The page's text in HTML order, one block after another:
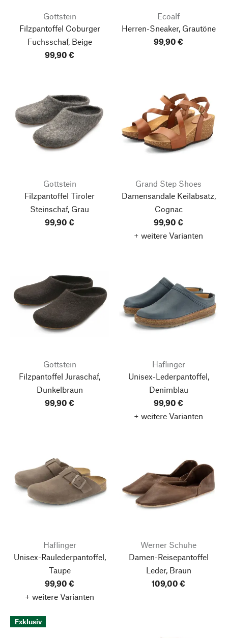
Gottstein
Filzpantoffel Coburger
Fuchsschaf, Beige
99,90 €
Ecoalf
Herren-Sneaker, Grautöne
99,90 €
Gottstein
Filzpantoffel Tiroler
Steinschaf, Grau
99,90 €
Grand Step Shoes
Damensandale Keilabsatz,
Cognac
99,90 €
+ weitere Varianten
Gottstein
Filzpantoffel Juraschaf,
Dunkelbraun
99,90 €
Haflinger
Unisex-Lederpantoffel,
Denimblau
99,90 €
+ weitere Varianten
Haflinger
Unisex-Raulederpantoffel,
Taupe
99,90 €
+ weitere Varianten
Werner Schuhe
Damen-Reisepantoffel
Leder, Braun
109,00 €
Exklusiv